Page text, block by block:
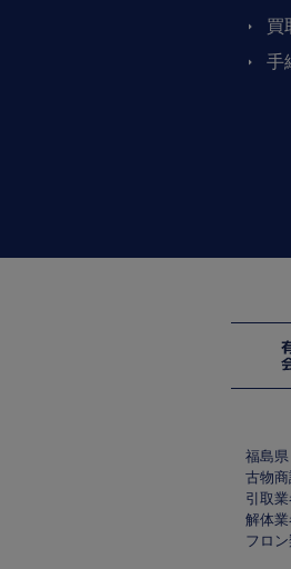
買
手
福島
古物
引取
解体
フロ